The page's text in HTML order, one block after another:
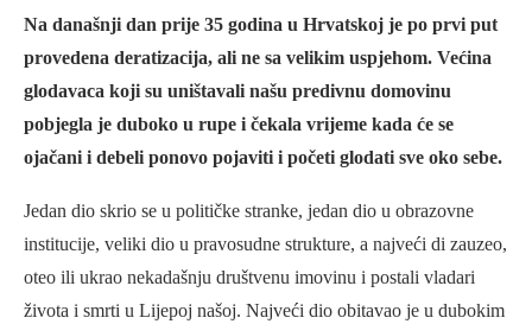
Na današnji dan prije 35 godina u Hrvatskoj je po prvi put
provedena deratizacija, ali ne sa velikim uspjehom. Većina
glodavaca koji su uništavali našu predivnu domovinu
pobjegla je duboko u rupe i čekala vrijeme kada će se
ojačani i debeli ponovo pojaviti i početi glodati sve oko sebe.
Jedan dio skrio se u političke stranke, jedan dio u obrazovne
institucije, veliki dio u pravosudne strukture, a najveći di zauzeo,
oteo ili ukrao nekadašnju društvenu imovinu i postali vladari
života i smrti u Lijepoj našoj. Najveći dio obitavao je u dubokim